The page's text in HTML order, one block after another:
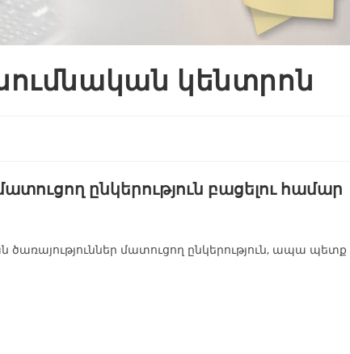
կենտրոն
ընկերություն բացելու համար
մատուցող ընկերություն, ապա պետք